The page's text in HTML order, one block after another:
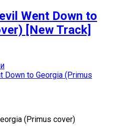
Went Down to
[New Track]
(Primus cover)